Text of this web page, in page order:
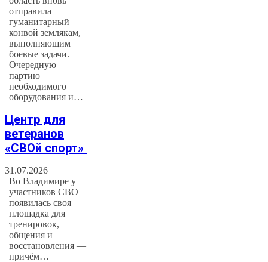
отправила
гуманитарный
конвой землякам,
выполняющим
боевые задачи.
Очередную
партию
необходимого
оборудования и…
Центр для
ветеранов
«СВОй спорт»
31.07.2026
Во Владимире у
участников СВО
появилась своя
площадка для
тренировок,
общения и
восстановления —
причём…